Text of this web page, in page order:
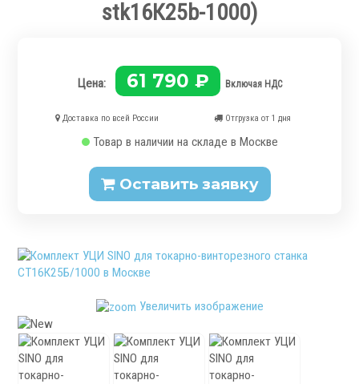
Ручные токарные патроны
Патроны специального изготовления
Аксессуары для токарных патронов
stk16К25b-1000)
Цена: 61 790 ₽ Включая НДС
Доставка по всей России Отгрузка от 1 дня
Товар в наличии на складе в Москве
Оставить заявку
Увеличить изображение